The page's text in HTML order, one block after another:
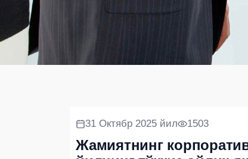
31 Октябр 2025 йил 1503
Жамиятнинг